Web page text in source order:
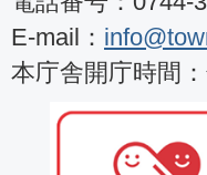
E-mail：
本庁舎開庁時間